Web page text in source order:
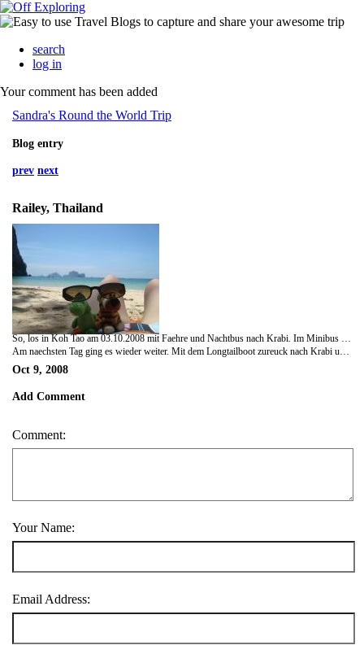
search
log in
Your comment has been added
Sandra's Round the World Trip
Blog entry
prev next
Railey, Thailand
So, los in Koh Tao am 03.10.2008 mit Faehre und Nachtbus nach Krabi. Im Minibus habe ich Manuel aus Oesterreich kennengelernt. Hatten einen lustigen Abend in einer Bar mit Livemusik und im Hintergrund life eine DVD mit Ski- und Snowboard stunts - sehr irreal - aber passend. Am naechsten Morgen bin ich mit dem Longtail Boot nach Railey. Eine Halbinsel im Suedwesten. Soll einer der schoensten Straende Thailands sein. Habe aber erstmal meine Wanderschuhe angezogen und habe mir den Princess View und die Lagune angesehen. Das war mehr Klettern als Wandern - gluecklicherweise haben mich ein paar Hollaender nach unten begleitet und Amerikaner wieder nach oben. Geht doch,… Am naechsten Tag endlich: STRAND und Sonnenuntergang. Habe nachmittags Lia, Tina und Aled wiedergetroffen und mit den Dreien den restlichen Abend verbracht. Die Nacht habe ich damit zugebracht Kakerlaken in meinem Zimmer zu beobachten. Tolle Tiere, die koennen sogar auf glaten Oberflaechen kopfueber sehr gut klettern und schnell sind die auch noch- argh!! Thailand ist doch gar nicht soo klein…
Am naechsten Tag ging es wieder weiter. Mit dem Longtailboot zureuck nach Krabi und mit dem Flieger nach BKK. Habe da die Trekkingtour gebucht und bin abends direkt in den Nachtbus nach Chiang Mai gestiegen. Ich sags ja, Weltereisen sind anstrendgend.
Oct 9, 2008
Add Comment
Comment:
Your Name:
Email Address: